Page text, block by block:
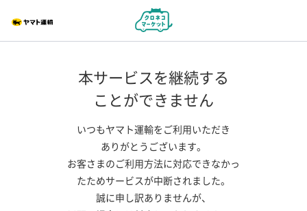
本サービスを継続する
ことができません
いつもヤマト運輸をご利用いただき
ありがとうございます。
お客さまのご利用方法に対応できなかっ
たためサービスが中断されました。
誠に申し訳ありませんが、